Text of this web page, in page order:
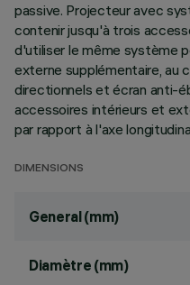
passive. Projecteur avec
contenir jusqu'à trois
d'utiliser le même système
externe supplémentaire, au
directionnels et écran anti-
accessoires intérieurs et
par rapport à l'axe
DIMENSIONS
General (mm)
Diamètre (mm)